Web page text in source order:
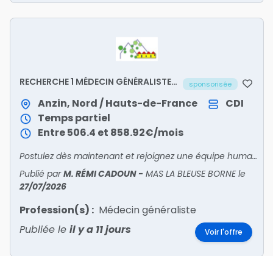
RECHERCHE 1 MÉDECIN GÉNÉRALISTE
sponsorisée
Anzin, Nord / Hauts-de-France
CDI
Temps partiel
Entre 506.4 et 858.92€/mois
Postulez dès maintenant et rejoignez une équipe humaine et engagée !
Publié parM. RÉMI CADOUN- MAS LA BLEUSE BORNEle
27/07/2026
Profession(s) : Médecin généraliste
Publiée le il y a 11 jours Voir l'offre